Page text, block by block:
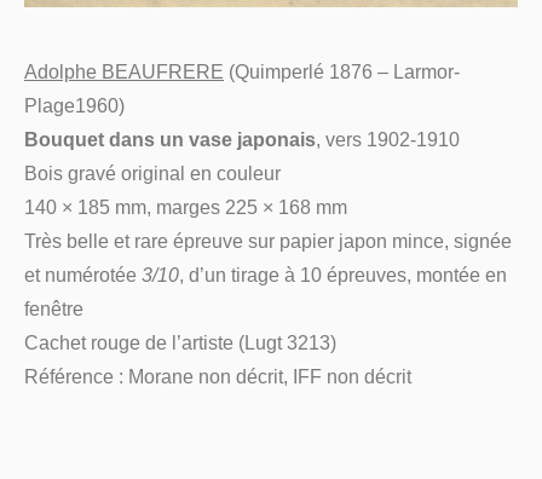
Adolphe BEAUFRERE (Quimperlé 1876 – Larmor-
Plage1960)
Bouquet dans un vase japonais, vers 1902-1910
Bois gravé original en couleur
140 × 185 mm, marges 225 × 168 mm
Très belle et rare épreuve sur papier japon mince, signée
et numérotée 3/10, d’un tirage à 10 épreuves, montée en
fenêtre
Cachet rouge de l’artiste (Lugt 3213)
Référence : Morane non décrit, IFF non décrit